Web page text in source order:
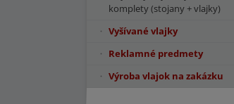
komplety (stojany + vlajky)
Vyšívané vlajky
Reklamné predmety
Výroba vlajok na zakázku